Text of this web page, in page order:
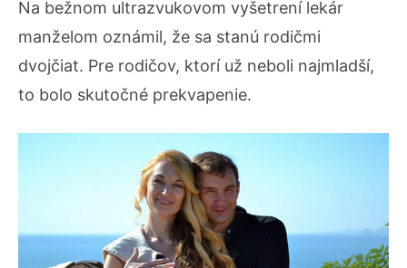
Na bežnom ultrazvukovom vyšetrení lekár
manželom oznámil, že sa stanú rodičmi
dvojčiat. Pre rodičov, ktorí už neboli najmladší,
to bolo skutočné prekvapenie.